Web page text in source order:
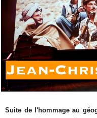
Suite de l'hommage au